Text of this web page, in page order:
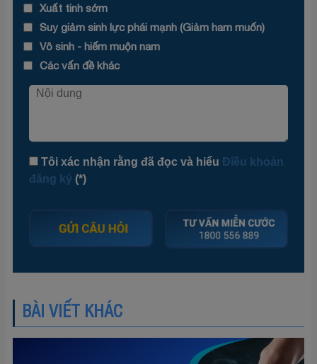
Xuất tinh sớm
Suy giảm sinh lực phái mạnh (Giảm ham muốn)
Vô sinh - hiếm muộn nam
Các vấn đề khác
Tôi xác nhận rằng đã đọc và hiểu Điều khoản
đăng ký (*)
BÀI VIẾT KHÁC